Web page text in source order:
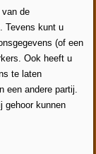
de
Tevens kunt u
(of een
Ook heeft u
te laten
een andere partij.
gehoor kunnen